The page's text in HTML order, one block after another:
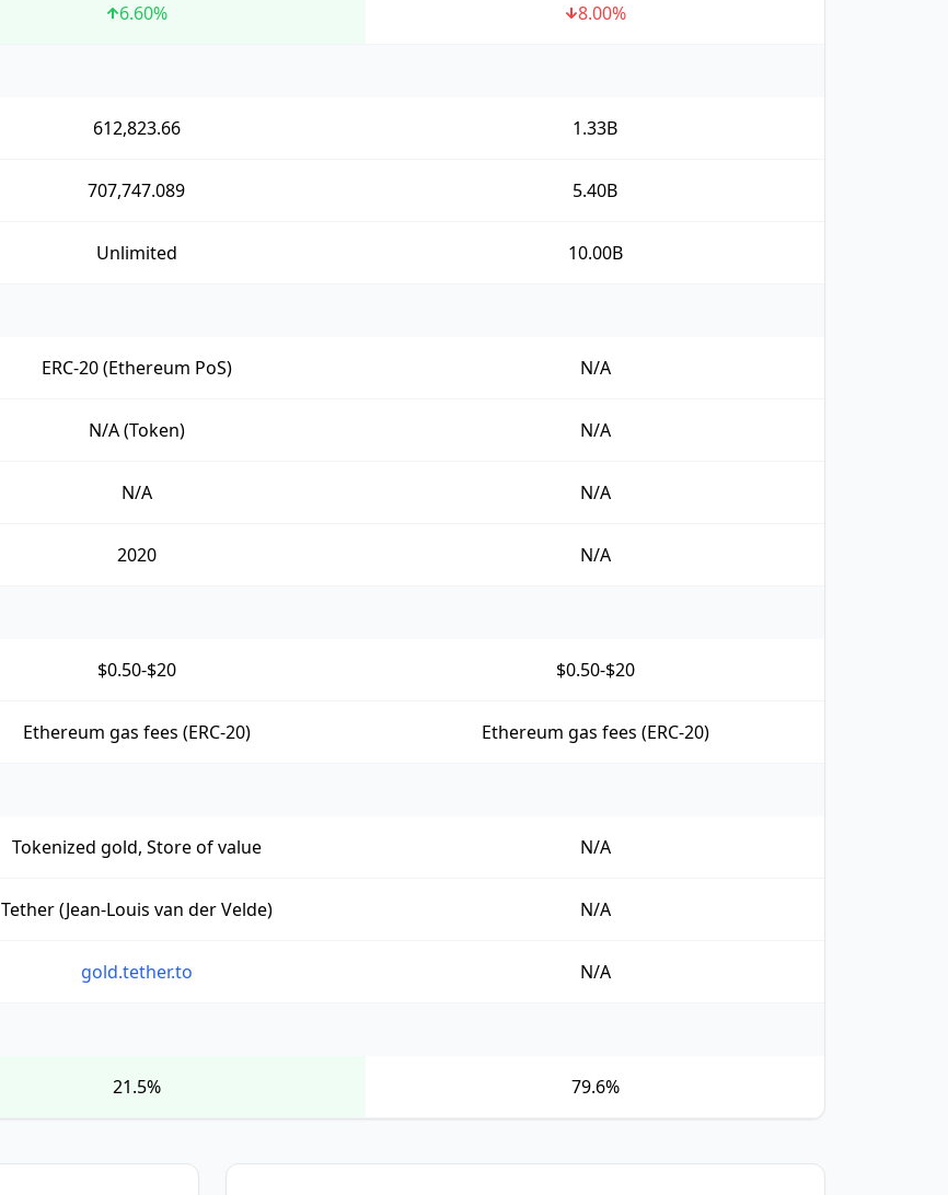
6.60% 8.00%
612,823.66 1.33B
707,747.089 5.40B
Unlimited 10.00B
ERC-20 (Ethereum PoS) N/A
N/A (Token) N/A
N/A N/A
2020 N/A
$0.50-$20 $0.50-$20
Ethereum gas fees (ERC-20) Ethereum gas fees (ERC-20)
Tokenized gold, Store of value N/A
Tether (Jean-Louis van der Velde) N/A
gold.tether.to N/A
21.5% 79.6%